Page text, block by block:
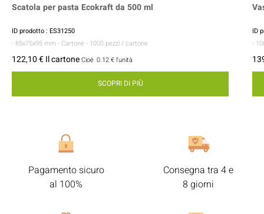
Scatola per pasta Ecokraft da 500 ml
ID prodotto : ES31250
- 85x75x95 mm - Cartone - 1000 pezzi / cartone
122,10 € Il cartoneCioè 0.12 € l'unità
SCOPRI DI PIÙ
ID
-
Pagamento sicuro
al 100%
Consegna tra 4 e
8 giorni